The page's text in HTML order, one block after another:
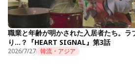
職業と年齢が明かされた入居者たち。ラ
り…？『HEART SIGNAL』第3話
2026/7/27 韓流・アジア